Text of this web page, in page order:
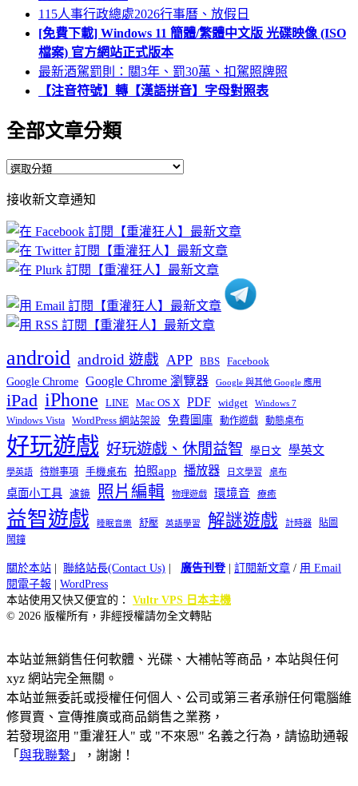
115人事行政總處2026行事曆、放假日
[免費下載] Windows 11 簡體/繁體中文版 光碟映像 (ISO
檔案) 官方網站正式版本
最新酒駕罰則：關3年、罰30萬、扣駕照牌照
【注音符號】轉【漢語拼音】字母對照表
全部文章分類
全
文
章
分
類
接收新文章通知
android android 遊戲 APP BBS Facebook
Google Chrome Google Chrome 瀏覽器 Google 與其他 Google 應用
iPad iPhone LINE Mac OS X PDF widget Windows 7
Windows Vista WordPress 網站架設 免費圖庫 動作遊戲 動態桌布
好玩遊戲 好玩遊戲、休閒益智 學日文 學英文
學英語 待辦事項 手機桌布 拍照app 播放器 日文學習 桌布
桌面小工具 濾鏡 照片編輯 物理遊戲 環境音 療癒
益智遊戲 睡眠音樂 舒壓 英語學習 解謎遊戲 計時器
貼圖
鬧鐘
關於本站 聯絡站長(Contact Us) 廣告刊登| 訂閱新文章 / 用 Email
閱電子報
WordPress
本站使用又快又便宜的： Vultr VPS 日本主機
© 2026 版權所有，非經授權請勿全文轉貼
本站並無銷售任何軟體、光碟、大補帖等商品，本站與任何
xyz 網站完全無關。
本站並無委託或授權任何個人、公司或第三者承辦任何電腦維
修買賣、宣傳推廣或商品銷售之業務，
若發現盜用 "重灌狂人" 或 "不來恩" 名義之行為，請協助通報
「 與我聯繫 」，謝謝！